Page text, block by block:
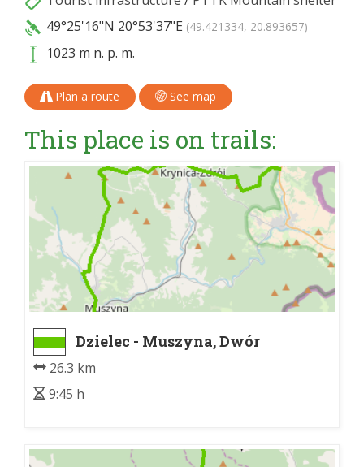
49°25'16"N 20°53'37"E (49.421334, 20.893657)
1023 m n. p. m.
Plan a route See map
This place is on trails:
Dzielec - Muszyna, Dwór
26.3 km
9:45 h